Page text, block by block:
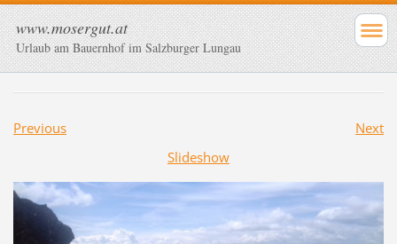
www.mosergut.at
Urlaub am Bauernhof im Salzburger Lungau
Previous
Next
Slideshow